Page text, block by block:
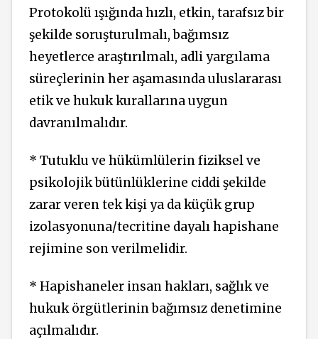
Protokolü ışığında hızlı, etkin, tarafsız bir
şekilde soruşturulmalı, bağımsız
heyetlerce araştırılmalı, adli yargılama
süreçlerinin her aşamasında uluslararası
etik ve hukuk kurallarına uygun
davranılmalıdır.
* Tutuklu ve hükümlülerin fiziksel ve
psikolojik bütünlüklerine ciddi şekilde
zarar veren tek kişi ya da küçük grup
izolasyonuna/tecritine dayalı hapishane
rejimine son verilmelidir.
* Hapishaneler insan hakları, sağlık ve
hukuk örgütlerinin bağımsız denetimine
açılmalıdır.